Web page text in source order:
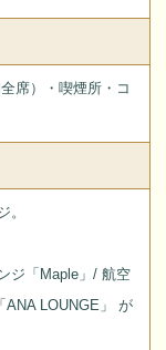
席）・喫煙所・コ
。
ジ「Maple」/ 航空
LOUNGE」 が